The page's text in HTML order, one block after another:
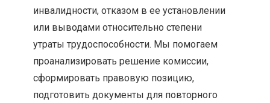
инвалидности, отказом в ее установлении
или выводами относительно степени
утраты трудоспособности. Мы помогаем
проанализировать решение комиссии,
сформировать правовую позицию,
подготовить документы для повторного